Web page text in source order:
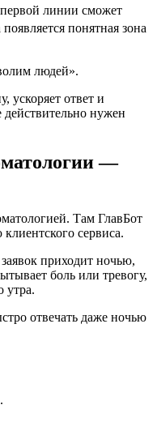
линии сможет
понятная зона
людей».
ускоряет ответ и
действительно нужен
—
Там ГлавБот
сервиса.
приходит ночью,
боль или тревогу,
утра.